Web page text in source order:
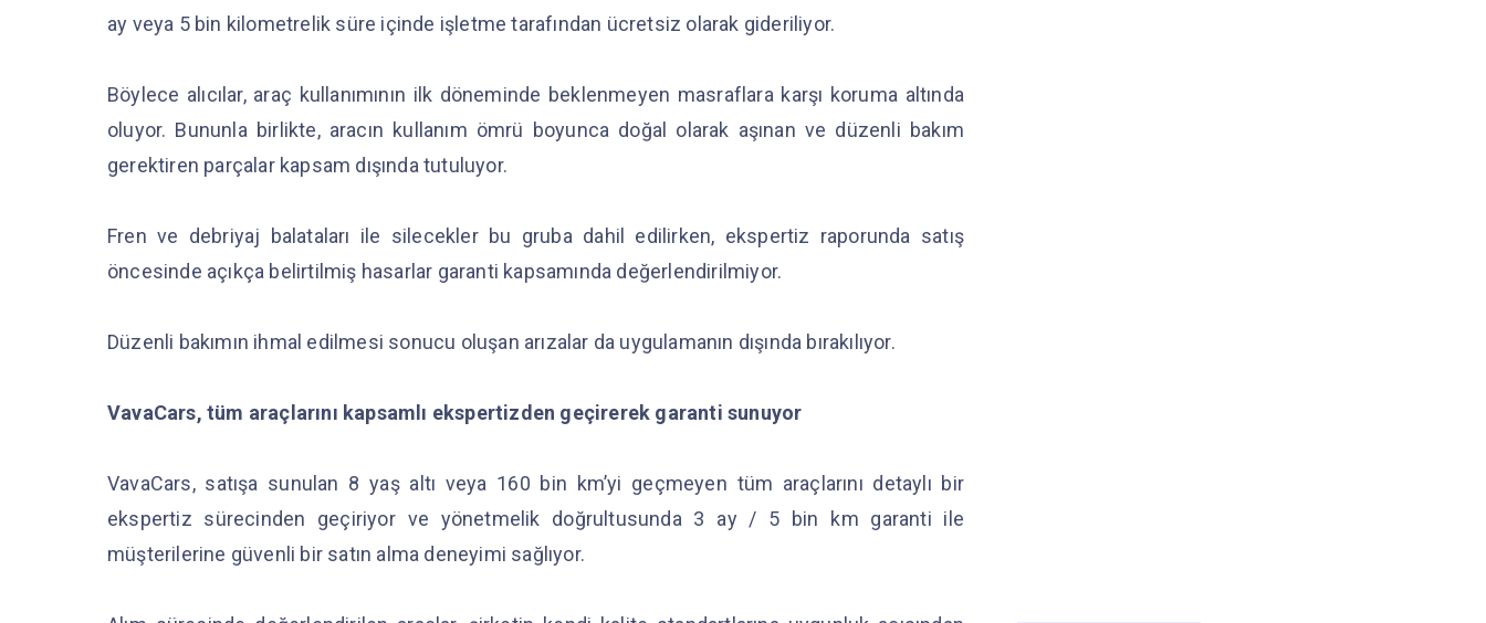
ay veya 5 bin kilometrelik süre içinde işletme tarafından ücretsiz olarak gideriliyor.
Böylece alıcılar, araç kullanımının ilk döneminde beklenmeyen masraflara karşı koruma altında
oluyor. Bununla birlikte, aracın kullanım ömrü boyunca doğal olarak aşınan ve düzenli bakım
gerektiren parçalar kapsam dışında tutuluyor.
Fren ve debriyaj balataları ile silecekler bu gruba dahil edilirken, ekspertiz raporunda satış
öncesinde açıkça belirtilmiş hasarlar garanti kapsamında değerlendirilmiyor.
Düzenli bakımın ihmal edilmesi sonucu oluşan arızalar da uygulamanın dışında bırakılıyor.
VavaCars, tüm araçlarını kapsamlı ekspertizden geçirerek garanti sunuyor
VavaCars, satışa sunulan 8 yaş altı veya 160 bin km’yi geçmeyen tüm araçlarını detaylı bir
ekspertiz sürecinden geçiriyor ve yönetmelik doğrultusunda 3 ay / 5 bin km garanti ile
müşterilerine güvenli bir satın alma deneyimi sağlıyor.